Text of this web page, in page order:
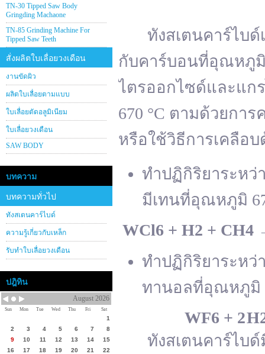
TN-30 Tipped Saw Body
Gringding Machaone
TN-85 Grinding Machine For
Tipped Saw Teeth
สั่งผลิตใบเลื่อยวงเดือน
งานขัดผิว
ผลิตใบเลื่อยตามแบบ
ใบเลื่อยตัดอลูมิเนียม
ใบเลื่อยวงเดือน
SAW BODY
บทความ
บทความทั่วไป
ทังสเตนคาร์ไบด์
ความรู้เกี่ยวกับเหล็ก
รับทำใบเลื่อยวงเดือน
ปฎิทิน
August 2026
Sun Mon Tue Wed Thu Fri Sat
1
2
3 4 5 6 7
8
9
10 11 12 13 14
15
16
17 18 19 20 21
22
ทังสเตนคาร์ไบด์เ
กับคาร์บอนที่อุณหภูมิ
ไตรออกไซด์และแก
670 °C ตามด้วยกา
หรือใช้วิธีการเคลือบ
ทำปฏิกิริยาระหว่
มีเทนที่อุณหภูมิ
WCl6 + H2 + CH4
ทำปฏิกิริยาระหว่
ทานอลที่อุณหภูมิ
WF6 + 2 H
ทังสเตนคาร์ไบด์มี